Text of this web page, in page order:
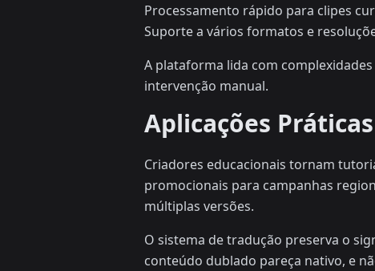
Processamento rápido para clipes
Suporte a vários formatos e
A plataforma lida com
intervenção manual.
Aplicações Práticas
Criadores educacionais tornam
promocionais para campanhas
múltiplas versões.
O sistema de tradução preserva o
conteúdo dublado pareça nativo, e